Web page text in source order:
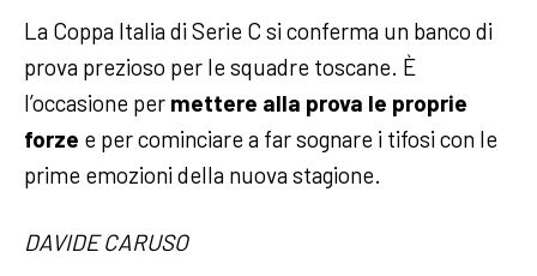
La Coppa Italia di Serie C si conferma un banco di
prova prezioso per le squadre toscane. È
l’occasione per mettere alla prova le proprie
forze e per cominciare a far sognare i tifosi con le
prime emozioni della nuova stagione.
DAVIDE CARUSO